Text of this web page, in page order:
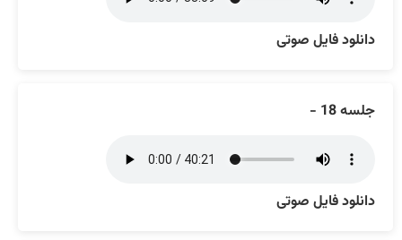
دانلود فایل صوتی
جلسه 18 -
دانلود فایل صوتی